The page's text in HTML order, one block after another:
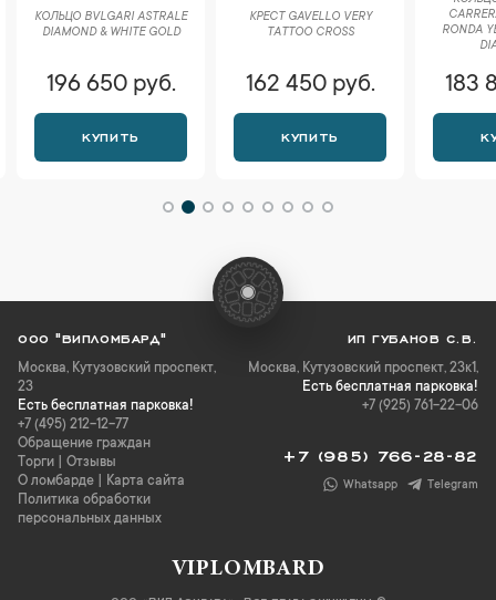
КОЛЬЦО BVLGARI ASTRALE
DIAMOND & WHITE GOLD
196 650 руб.
КУПИТЬ
КРЕСТ GAVELLO VERY
TATTOO CROSS
162 450 руб.
КУПИТЬ
RONDA
183
ООО "ВИПЛОМБАРД"
Москва, Кутузовский проспект,
23
Есть бесплатная парковка!
+7 (495) 212-12-77
Обращение граждан
Торги
Отзывы
О ломбарде
Карта сайта
Политика обработки
персональных данных
ИП ГУБАНОВ С.В.
Москва, Кутузовский проспект, 23к1,
Есть бесплатная парковка!
+7 (925) 761-22-06
+7 (985) 766-28-82
Whatsapp Telegram
VIPLOMBARD